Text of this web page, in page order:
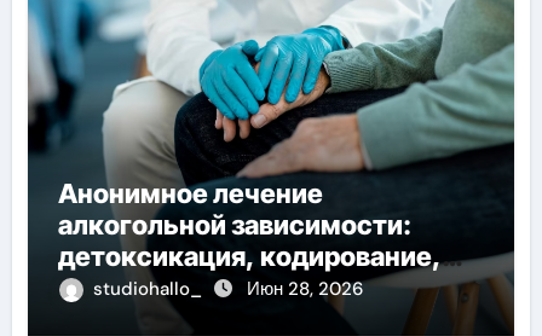
Анонимное лечение
алкогольной зависимости:
детоксикация, кодирование,
реабилитация, полный курс и
конфиденциальность
studiohallo_ Июн 28, 2026